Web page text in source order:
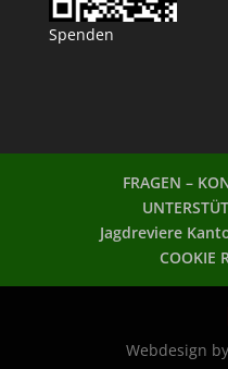
Spenden
FRAGEN –
Jagdreviere
COOKIE
Webdesign by